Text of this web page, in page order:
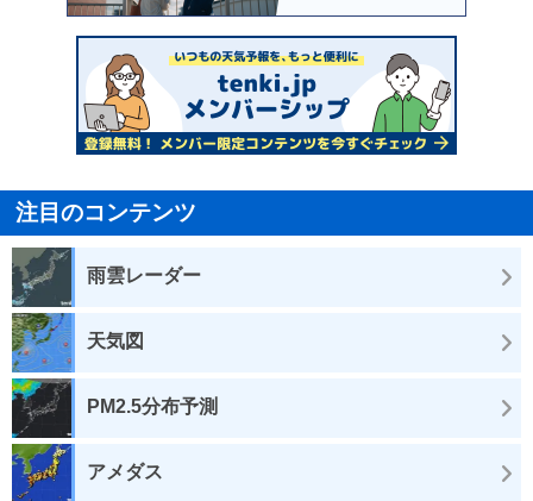
注目のコンテンツ
雨雲レーダー
天気図
PM2.5分布予測
アメダス